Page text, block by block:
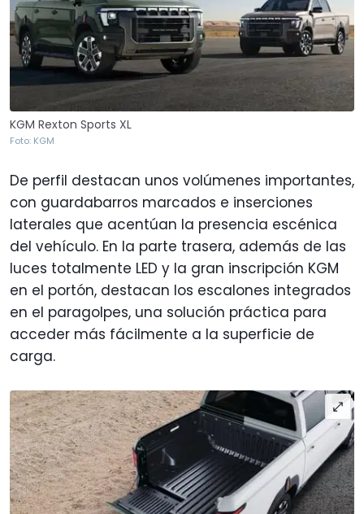
KGM Rexton Sports XL
Foto: KGM
De perfil destacan unos volúmenes importantes,
con guardabarros marcados e inserciones
laterales que acentúan la presencia escénica
del vehículo. En la parte trasera, además de las
luces totalmente LED y la gran inscripción KGM
en el portón, destacan los escalones integrados
en el paragolpes, una solución práctica para
acceder más fácilmente a la superficie de
carga.